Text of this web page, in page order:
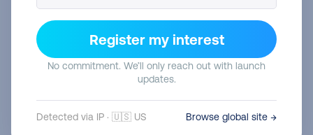
Ver grabación
Register my interest
No commitment. We’ll only reach out with launch
updates.
Detected via IP · 🇺🇸 US Browse global site →